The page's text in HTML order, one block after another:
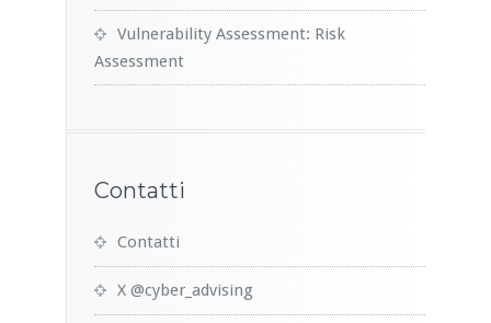
Vulnerability Assessment: Risk
Assessment
Contatti
Contatti
X @cyber_advising